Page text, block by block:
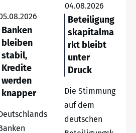
Banken
bleiben
stabil,
Kredite
werden
knapper
04.08.2026
Beteiligung
skapitalma
rkt bleibt
unter
Druck
Die Stimmung
auf dem
deutschen